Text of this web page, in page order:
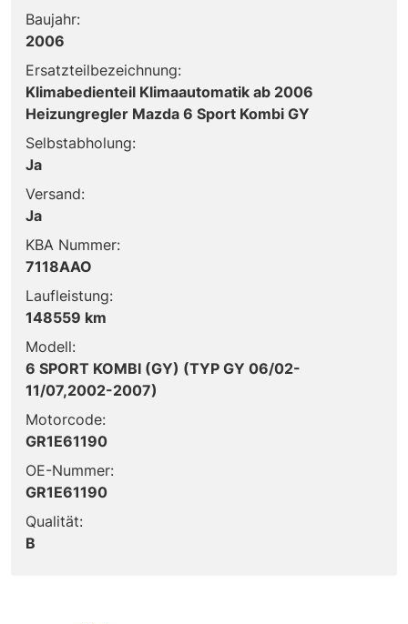
Baujahr:
2006
Ersatzteilbezeichnung:
Klimabedienteil Klimaautomatik ab 2006
Heizungregler Mazda 6 Sport Kombi GY
Selbstabholung:
Ja
Versand:
Ja
KBA Nummer:
7118AAO
Laufleistung:
148559 km
Modell:
6 SPORT KOMBI (GY) (TYP GY 06/02-
11/07,2002-2007)
Motorcode:
GR1E61190
OE-Nummer:
GR1E61190
Qualität:
B